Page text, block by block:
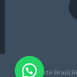
© 2026 Arte Brasil